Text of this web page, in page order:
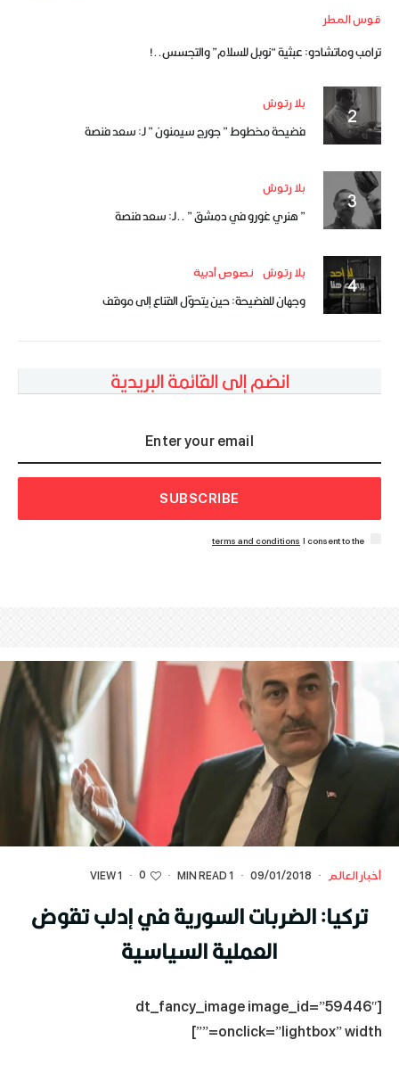
قوس المطر
ترامب وماتشادو: عبثية “نوبل للسلام” والتجسس..!
بلا رتوش
فضيحة مخطوط ” جورج سيمنون ” لـ: سعد فنصة
بلا رتوش
” هنري غورو في دمشق ” ..لـ: سعد فنصة
بلا رتوش نصوص أدبية
وجهان للفضيحة: حين يتحوّل القناع إلى موقف
انضم إلى القائمة البريدية
SUBSCRIBE
I consent to the
terms and conditions
أخبار العالم ·
09/01/2018
·
1 MIN READ
·
0
·
1 VIEW
تركيا: الضربات السورية في إدلب تقوض
العملية السياسية
[dt_fancy_image image_id=”59446″
onclick=”lightbox” width=””]